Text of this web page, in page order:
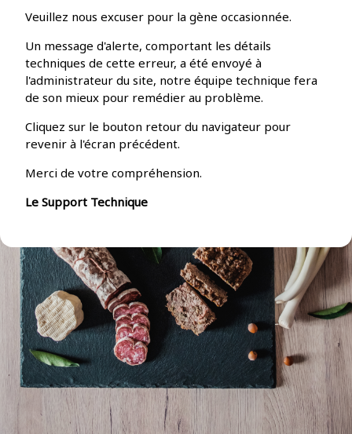
Veuillez nous excuser pour la gène occasionnée.
Un message d'alerte, comportant les détails
techniques de cette erreur, a été envoyé à
l'administrateur du site, notre équipe technique fera
de son mieux pour remédier au problème.
Cliquez sur le bouton retour du navigateur pour
revenir à l'écran précédent.
Merci de votre compréhension.
Le Support Technique